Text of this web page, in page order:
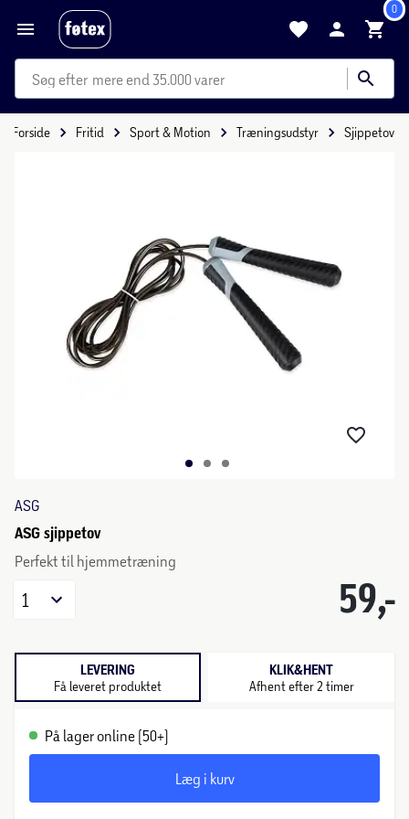
0
mere end 35.000 varer
Forside Fritid Sport & Motion Træningsudstyr Sjippetov
ASG
ASG sjippetov
Perfekt til hjemmetræning
59,-
1
LEVERING
Få leveret produktet
KLIK&HENT
Afhent efter 2 timer
På lager online (50+)
Læg i kurv